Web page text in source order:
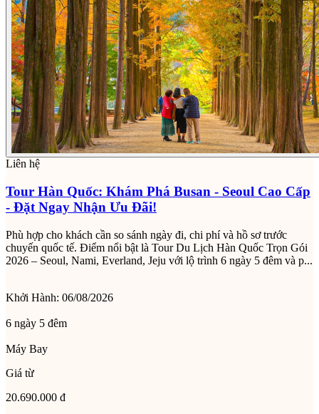
Liên hệ
Tour Hàn Quốc: Khám Phá Busan - Seoul Cao Cấp
- Đặt Ngay Nhận Ưu Đãi!
Phù hợp cho khách cần so sánh ngày đi, chi phí và hồ sơ trước
chuyến quốc tế. Điểm nổi bật là Tour Du Lịch Hàn Quốc Trọn Gói
2026 – Seoul, Nami, Everland, Jeju với lộ trình 6 ngày 5 đêm và p...
Khởi Hành: 06/08/2026
6 ngày 5 đêm
Máy Bay
Giá từ
20.690.000 đ